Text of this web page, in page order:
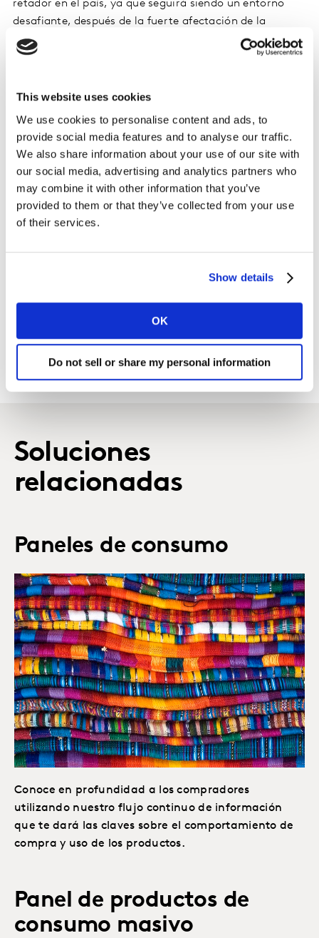
This website uses cookies
We use cookies to personalise content and ads, to
provide social media features and to analyse our traffic.
We also share information about your use of our site with
our social media, advertising and analytics partners who
may combine it with other information that you’ve
provided to them or that they’ve collected from your use
of their services.
Show details
OK
Do not sell or share my personal information
retador en el país, ya que seguirá siendo un entorno
desafiante, después de la fuerte afectación de la
economía como consecuencia de la pandemia.
que el 2% sí incrementará sus gastos en productos
disminuirán su desembolso en entretenimiento con el
mismo porcentaje. Un comportamiento que muestra
tendencia a la racionalización, lo cual suele aparecer
en entornos económicos menos favorables.
CONTÁCTANOS
Soluciones
relacionadas
Paneles de consumo
Conoce en profundidad a los compradores
utilizando nuestro flujo continuo de información
que te dará las claves sobre el comportamiento de
compra y uso de los productos.
Panel de productos de
consumo masivo